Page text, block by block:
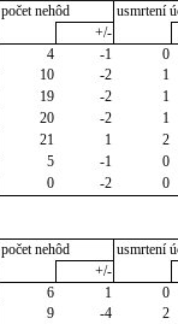
počet nehôd
usmrtení
+/-
4 -1
0
10 -2
1
19 -2
1
20 -2
1
21 1
2
5 -1
0
0 -2 0
počet nehôd
usmrtení
+/-
6 1
0
9 -4
2